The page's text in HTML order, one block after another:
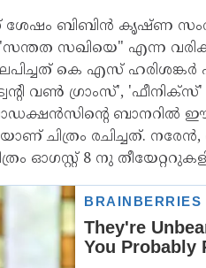
ശേഷം ബിബിൻ കൃഷ്ണ
സഖിയെ" എന്ന
കെ എസ്
വൺ ഗ്രാംസ്', 'ഫീനിക്സ്'
ബാനറിൽ ഈ
ചിത്രം രചിച്ചത്.
ഓഗസ്റ്റ് 8 നു